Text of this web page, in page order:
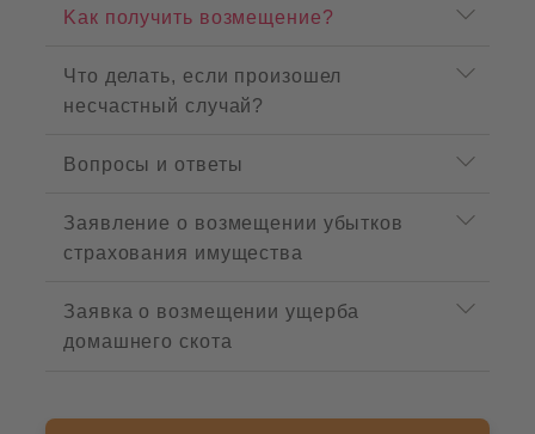
Kак получить возмещение?
Что делать, если произошел
несчастный случай?
Вопросы и ответы
Заявление о возмещении убытков
страхования имущества
Заявка о возмещении ущерба
домашнего скота